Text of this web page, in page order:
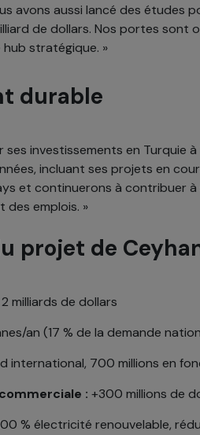
avons aussi lancé des études
de dollars. Nos portes sont
stratégique. »
durable
investissements en Turquie à
incluant ses projets en
et continuerons à contribuer
des emplois. »
projet de
2 milliards de dollars
an (17 % de la demande
international, 700 millions en
: +300 millions de
% électricité renouvelable,